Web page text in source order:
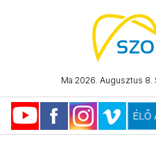
Ma 2026. Augusztus 8.